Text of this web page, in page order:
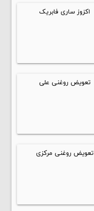
اکزوز ساری فابریک
تعویض روغنی علی
تعویض روغنی مرکزی